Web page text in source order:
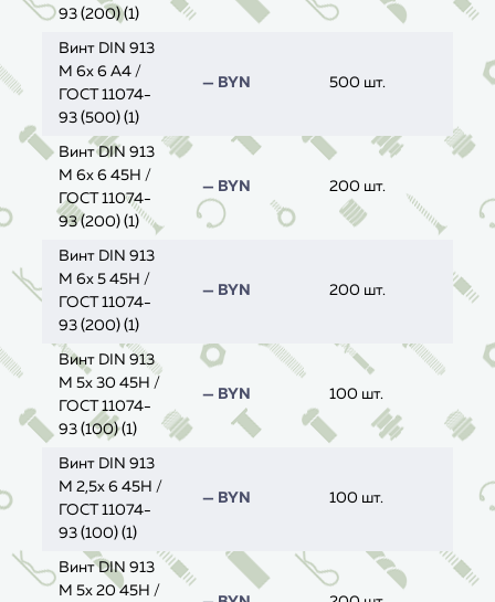
93 (200) (1)
Винт DIN 913
M 6x 6 A4 /
ГОСТ 11074-
93 (500) (1)
— BYN 500 шт.
Винт DIN 913
M 6x 6 45H /
ГОСТ 11074-
93 (200) (1)
— BYN 200 шт.
Винт DIN 913
M 6x 5 45H /
ГОСТ 11074-
93 (200) (1)
— BYN 200 шт.
Винт DIN 913
M 5x 30 45H /
ГОСТ 11074-
93 (100) (1)
— BYN 100 шт.
Винт DIN 913
M 2,5x 6 45H /
ГОСТ 11074-
93 (100) (1)
— BYN 100 шт.
Винт DIN 913
M 5x 20 45H /